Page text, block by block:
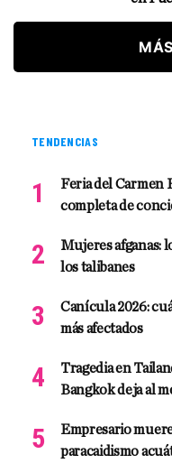
TENDENCIAS
Feria del Carmen
completa de
Mujeres afganas:
los talibanes
Canícula 2026:
más afectados
Tragedia en
Bangkok deja al
Empresario
paracaidismo